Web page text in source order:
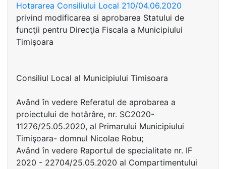
Hotararea Consiliului Local 210/04.06.2020
privind modificarea si aprobarea Statului de
funcţii pentru Direcţia Fiscala a Municipiului
Timişoara
Consiliul Local al Municipiului Timisoara
Având în vedere Referatul de aprobarea a
proiectului de hotărâre, nr. SC2020-
11276/25.05.2020, al Primarului Municipiului
Timişoara- domnul Nicolae Robu;
Având în vedere Raportul de specialitate nr. IF
2020 - 22704/25.05.2020 al Compartimentului